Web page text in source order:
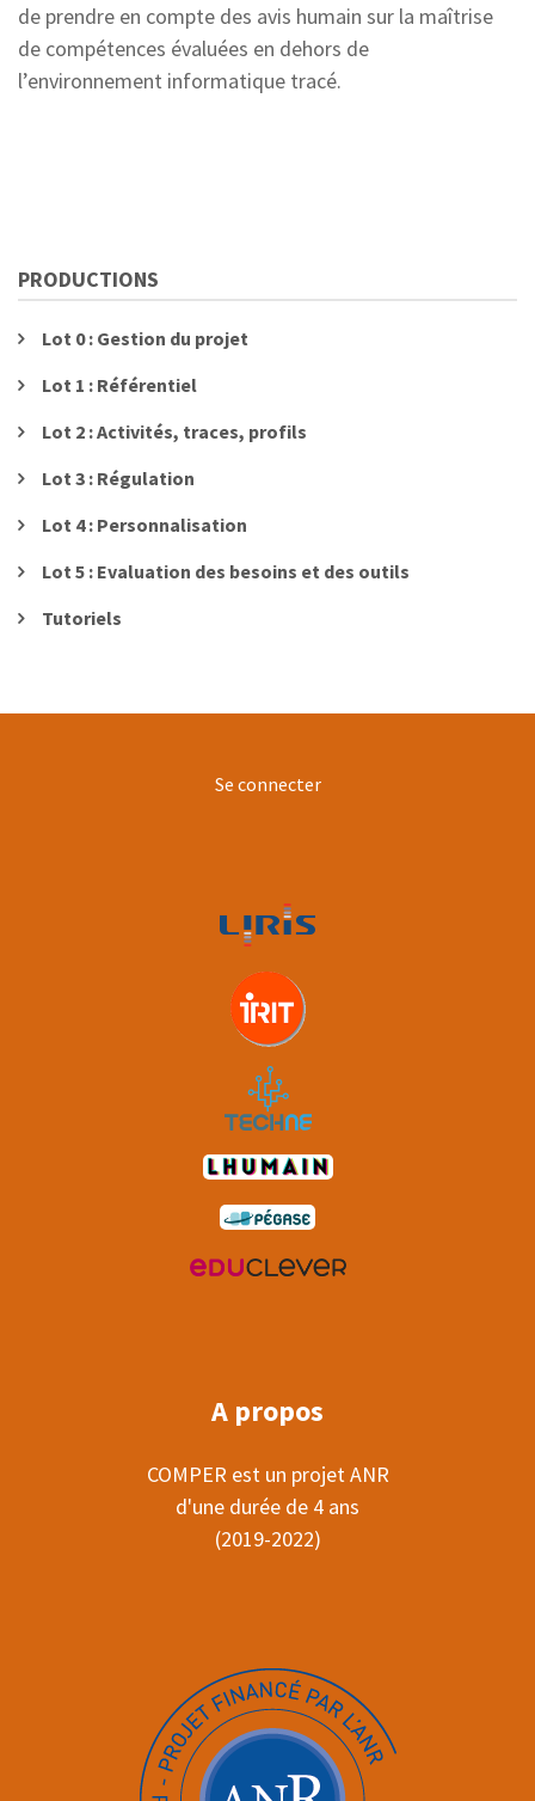
de prendre en compte des avis humain sur la maîtrise
de compétences évaluées en dehors de
l’environnement informatique tracé.
PRODUCTIONS
Lot 0 : Gestion du projet
Lot 1 : Référentiel
Lot 2 : Activités, traces, profils
Lot 3 : Régulation
Lot 4 : Personnalisation
Lot 5 : Evaluation des besoins et des outils
Tutoriels
Se connecter
A propos
COMPER est un projet ANR
d'une durée de 4 ans
(2019-2022)